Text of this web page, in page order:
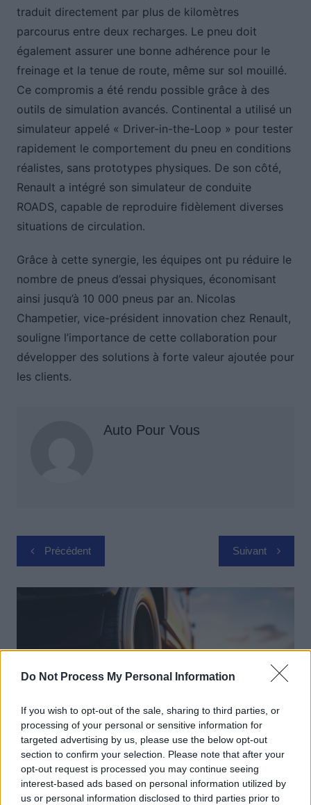
Do Not Process My Personal Information
If you wish to opt-out of the sale, sharing to third parties, or
processing of your personal or sensitive information for
targeted advertising by us, please use the below opt-out
section to confirm your selection. Please note that after your
opt-out request is processed you may continue seeing
interest-based ads based on personal information utilized by
us or personal information disclosed to third parties prior to
traduit directement par plus de kilomètres
parcourus entre deux recharges. Le pneu doit
également assurer une bonne adhérence pour le
freinage et la tenue de route, même sur sol mouillé.
Ce compromis a été rendu possible grâce à des
outils de simulation avancés. Continental a utilisé un
simulateur appelé « Driver-in-the-Loop » pour tester
rapidement le comportement du pneu en conditions
réalistes, sans prototypes physiques. De son côté,
Renault a intégré son simulateur de conduite
ROADS, capable de reproduire fidèlement diverses
situations de circulation.
Grâce à cette synergie, les équipes ont pu réduire le
nombre de pneus d’essai physiques, économisant
ainsi jusqu’à 10 000 pneus par an. Nicolas
Champetier, vice-président innovation chez Renault,
souligne l’importance de cette collaboration pour
développer des solutions à forte valeur ajoutée pour
les clients.
Auto Pour Vous
Navigation
de
l’article
Précédent Suivant
Pièces Détachées
Michelin lance déjà son pneu sans air